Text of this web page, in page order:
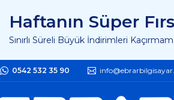
Haftanın Süper
Sınırlı Süreli Büyük İndirimleri
0542 532 35 90